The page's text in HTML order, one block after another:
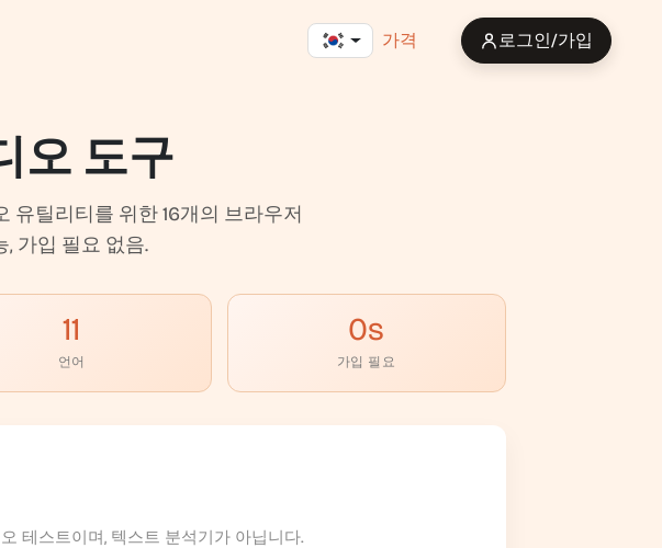
가격 로그인/가입
오 도구
유틸리티를 위한 16개의 브라우저
, 가입 필요 없음.
11
언어
0s
가입 필요
테스트이며, 텍스트 분석기가 아닙니다.